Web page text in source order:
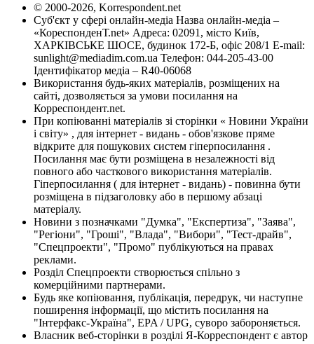
© 2000-2026, Korrespondent.net
Суб'єкт у сфері онлайн-медіа Назва онлайн-медіа –
«КореспонденТ.net» Адреса: 02091, місто Київ,
ХАРКІВСЬКЕ ШОСЕ, будинок 172-Б, офіс 208/1 E-mail:
sunlight@mediadim.com.ua Телефон: 044-205-43-00
Ідентифікатор медіа – R40-06068
Використання будь-яких матеріалів, розміщених на
сайті, дозволяється за умови посилання на
Корреспондент.net.
При копіюванні матеріалів зі сторінки « Новини України
і світу» , для інтернет - видань - обов'язкове пряме
відкрите для пошукових систем гіперпосилання .
Посилання має бути розміщена в незалежності від
повного або часткового використання матеріалів.
Гіперпосилання ( для інтернет - видань) - повинна бути
розміщена в підзаголовку або в першому абзаці
матеріалу.
Новини з позначками "Думка", "Експертиза", "Заява",
"Регіони", "Гроші", "Влада", "Вибори", "Тест-драйв",
"Спецпроекти", "Промо" публікуються на правах
реклами.
Розділ Спецпроекти створюється спільно з
комерційними партнерами.
Будь яке копіювання, публікація, передрук, чи наступне
поширення інформації, що містить посилання на
"Інтерфакс-Україна", EPA / UPG, суворо забороняється.
Власник веб-сторінки в розділі Я-Корреспондент є автор